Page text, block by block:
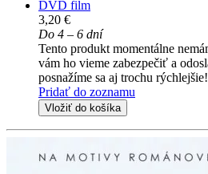
DVD film
3,20 €
Do 4 – 6 dní
Tento produkt momentálne
vám ho vieme zabezpečiť a
posnažíme sa aj trochu rýchlejšie!
Pridať do zoznamu
Vložiť do košíka